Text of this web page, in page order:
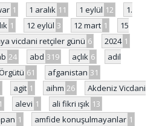
1 1 aralık 11 1 eylül 12
1.
1 12 eylül 3 12 mart 1
15
vicdani retçiler günü 6 2024 1
24 abd 319 açlık 6
adil
61 afganistan 31
agit 1 aihm 26
Akdeniz Vicdani
1 alevi 1 ali fikri ışık 13
1 amfide konuşulmayanlar 1